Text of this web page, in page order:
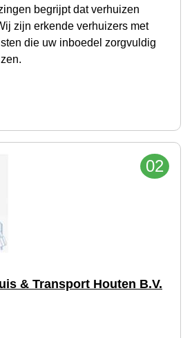
begrijpt dat verhuizen
zijn erkende verhuizers met
die uw inboedel zorgvuldig
02
& Transport Houten B.V.